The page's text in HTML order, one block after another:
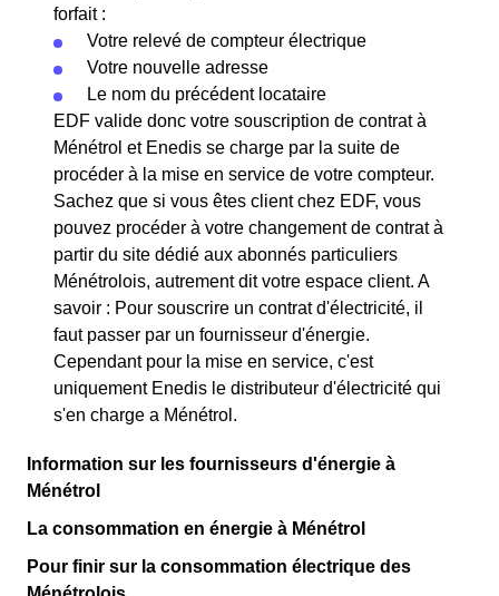
forfait :
Votre relevé de compteur électrique
Votre nouvelle adresse
Le nom du précédent locataire
EDF valide donc votre souscription de contrat à
Ménétrol et Enedis se charge par la suite de
procéder à la mise en service de votre compteur.
Sachez que si vous êtes client chez EDF, vous
pouvez procéder à votre changement de contrat à
partir du site dédié aux abonnés particuliers
Ménétrolois, autrement dit votre espace client. A
savoir : Pour souscrire un contrat d'électricité, il
faut passer par un fournisseur d'énergie.
Cependant pour la mise en service, c'est
uniquement Enedis le distributeur d'électricité qui
s'en charge a Ménétrol.
Information sur les fournisseurs d'énergie à
Ménétrol
La consommation en énergie à Ménétrol
Pour finir sur la consommation électrique des